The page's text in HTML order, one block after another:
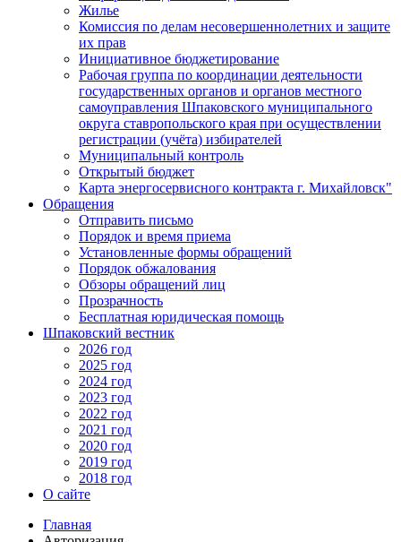
Жилье
Комиссия по делам несовершеннолетних и защите
их прав
Инициативное бюджетирование
Рабочая группа по координации деятельности
государственных органов и органов местного
самоуправления Шпаковского муниципального
округа ставропольского края при осуществлении
регистрации (учёта) избирателей
Муниципальный контроль
Открытый бюджет
Карта энергосервисного контракта г. Михайловск"
Обращения
Отправить письмо
Порядок и время приема
Установленные формы обращений
Порядок обжалования
Обзоры обращений лиц
Прозрачность
Бесплатная юридическая помощь
Шпаковский вестник
2026 год
2025 год
2024 год
2023 год
2022 год
2021 год
2020 год
2019 год
2018 год
О сайте
Главная